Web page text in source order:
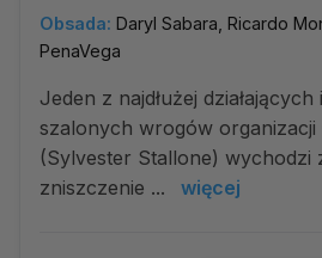
Obsada: Daryl Sabara, Ricardo
PenaVega
Jeden z najdłużej działających
szalonych wrogów organizacji
(Sylvester Stallone) wychodzi
zniszczenie ...
więcej